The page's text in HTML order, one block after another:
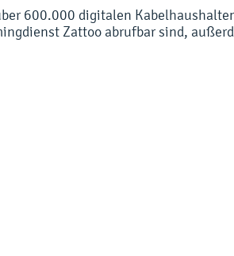
600.000 digitalen
Zattoo abrufbar sind,